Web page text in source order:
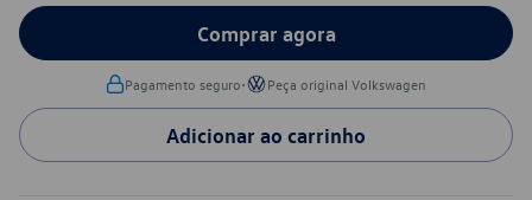
Comprar agora
Pagamento seguro• Peça original Volkswagen
Adicionar ao carrinho